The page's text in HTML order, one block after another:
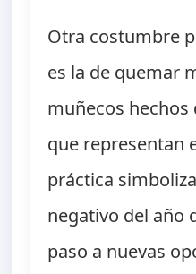
Otra costumbre
es la de quemar
muñecos hechos
que representan
práctica
negativo del año
paso a nuevas